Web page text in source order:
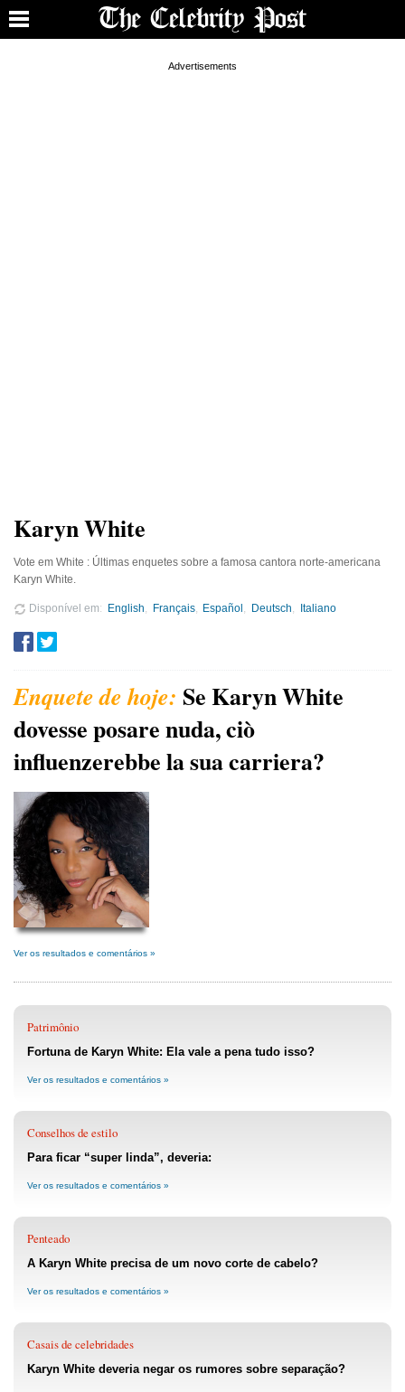
Karyn White
Vote em White : Últimas enquetes sobre a famosa cantora norte-americana
Karyn White.
Disponível em English Français Español Deutsch Italiano
Se Karyn White
dovesse posare nuda, ciò
influenzerebbe la sua carriera?
Ver os resultados e comentários »
Patrimônio
Fortuna de Karyn White: Ela vale a pena tudo isso?
Ver os resultados e comentários »
Conselhos de estilo
Para ficar “super linda”, deveria:
Ver os resultados e comentários »
Penteado
A Karyn White precisa de um novo corte de cabelo?
Ver os resultados e comentários »
Casais de celebridades
Karyn White deveria negar os rumores sobre separação?